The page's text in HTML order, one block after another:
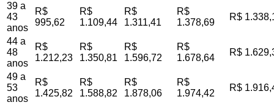
39 a
43
anos
R$
995,62
R$
1.109,44
R$
1.311,41
R$
1.378,69
R$
44 a
48
anos
R$
1.212,23
R$
1.350,81
R$
1.596,72
R$
1.678,64
R$
49 a
53
anos
R$
1.425,82
R$
1.588,82
R$
1.878,06
R$
1.974,42
R$